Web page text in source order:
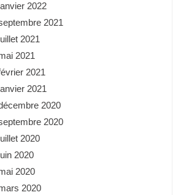
2022
2021
2021
2021
2021
2021
2020
2020
2020
2020
2020
2020